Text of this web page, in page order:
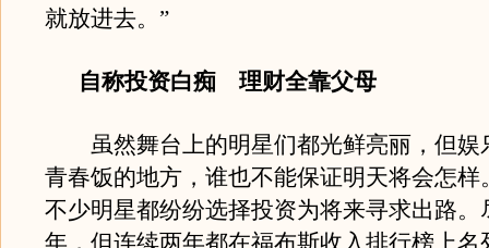
就放进去。”
自称投资白痴 理财全靠父母
虽然舞台上的明星们都光鲜亮丽，但娱
青春饭的地方，谁也不能保证明天将会怎样
不少明星都纷纷选择投资为将来寻求出路。
年，但连续两年都在福布斯收入排行榜上名